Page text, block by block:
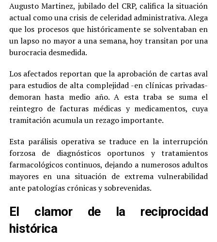
Augusto Martinez, jubilado del CRP, califica la situación
actual como una crisis de celeridad administrativa. Alega
que los procesos que históricamente se solventaban en
un lapso no mayor a una semana, hoy transitan por una
burocracia desmedida.
Los afectados reportan que la aprobación de cartas aval
para estudios de alta complejidad -en clínicas privadas-
demoran hasta medio año. A esta traba se suma el
reintegro de facturas médicas y medicamentos, cuya
tramitación acumula un rezago importante.
Esta parálisis operativa se traduce en la interrupción
forzosa de diagnósticos oportunos y tratamientos
farmacológicos continuos, dejando a numerosos adultos
mayores en una situación de extrema vulnerabilidad
ante patologías crónicas y sobrevenidas.
El clamor de la reciprocidad
histórica